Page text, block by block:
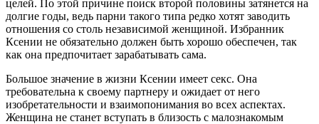
целей. По этой причине поиск второй половины затянется на
долгие годы, ведь парни такого типа редко хотят заводить
отношения со столь независимой женщиной. Избранник
Ксении не обязательно должен быть хорошо обеспечен, так
как она предпочитает зарабатывать сама.
Большое значение в жизни Ксении имеет секс. Она
требовательна к своему партнеру и ожидает от него
изобретательности и взаимопонимания во всех аспектах.
Женщина не станет вступать в близость с малознакомым